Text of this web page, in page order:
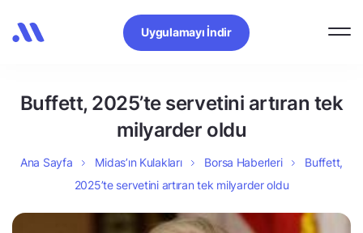
Uygulamayı İndir
Buffett, 2025’te servetini artıran tek
milyarder oldu
Ana Sayfa Midas’ın Kulakları Borsa Haberleri
Buffett,
2025’te servetini artıran tek milyarder oldu